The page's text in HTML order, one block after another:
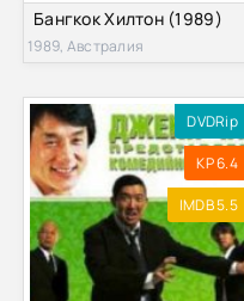
Бангкок Хилтон (1989)
1989, Австралия
DVDRip
KP 6.4
IMDB 5.5